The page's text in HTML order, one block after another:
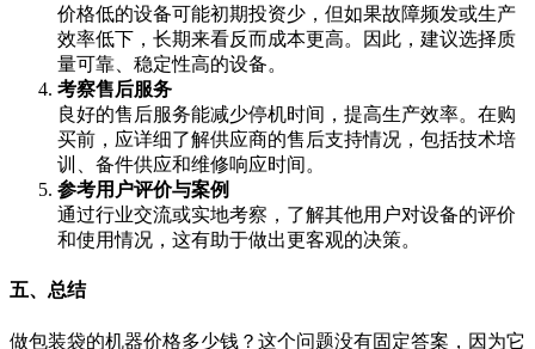
价格低的设备可能初期投资少，但如果故障频发或生产
效率低下，长期来看反而成本更高。因此，建议选择质
量可靠、稳定性高的设备。
考察售后服务
良好的售后服务能减少停机时间，提高生产效率。在购
买前，应详细了解供应商的售后支持情况，包括技术培
训、备件供应和维修响应时间。
参考用户评价与案例
通过行业交流或实地考察，了解其他用户对设备的评价
和使用情况，这有助于做出更客观的决策。
五、总结
做包装袋的机器价格多少钱？这个问题没有固定答案，因为它